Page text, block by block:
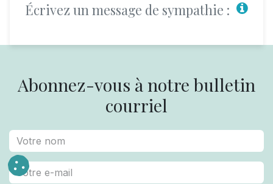
Écrivez un message de sympathie :
Abonnez-vous à notre bulletin
courriel